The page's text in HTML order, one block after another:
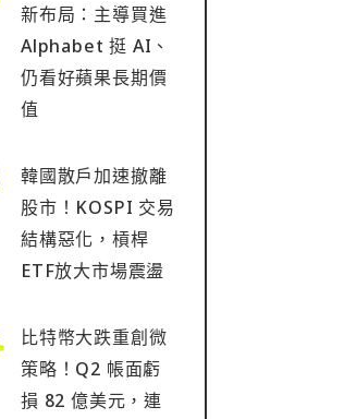
新布局：主導買進
Alphabet 挺 AI、
仍看好蘋果長期價
值
韓國散戶加速撤離
股市！KOSPI 交易
結構惡化，槓桿
ETF放大市場震盪
比特幣大跌重創微
策略！Q2 帳面虧
損 82 億美元，連